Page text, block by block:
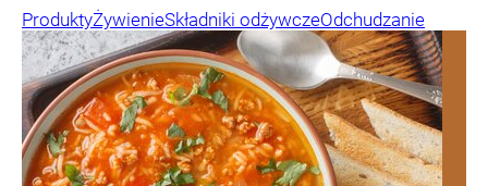
ProduktyŻywienieSkładniki odżywczeOdchudzanie